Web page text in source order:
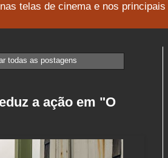
telas de cinema e nos
todas as postagens
a ação em "O